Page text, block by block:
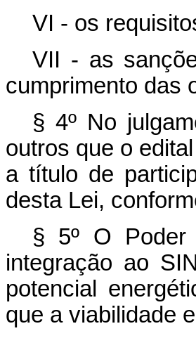
VI - os
VII - as
cumprimento das
§ 4º No
outros que o
a título de
desta Lei,
§ 5º O Poder
integração ao
potencial
que a viabilidade